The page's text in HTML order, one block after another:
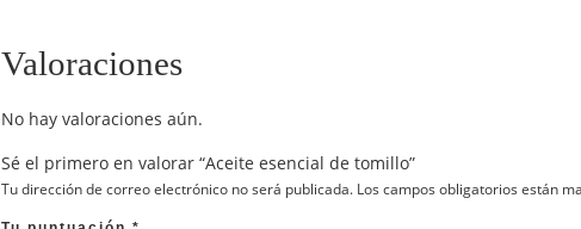
Valoraciones
No hay valoraciones aún.
Sé el primero en valorar “Aceite esencial de tomillo”
Tu dirección de correo electrónico no será publicada. Los campos obligatorios están